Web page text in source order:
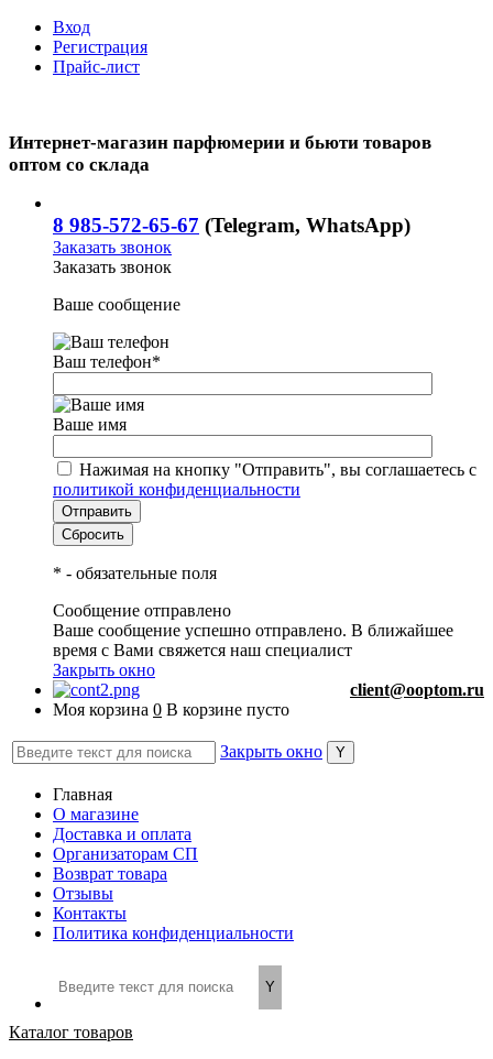
Вход
Регистрация
Прайс-лист
Интернет-магазин парфюмерии и бьюти товаров
оптом со склада
8 985-572-65-67 (Telegram, WhatsApp)
Заказать звонок
Заказать звонок
Ваше сообщение
Ваш телефон*
Ваше имя
Нажимая на кнопку "Отправить", вы соглашаетесь с
политикой конфиденциальности
* - обязательные поля
Сообщение отправлено
Ваше сообщение успешно отправлено. В ближайшее
время с Вами свяжется наш специалист
Закрыть окно
client@ooptom.ru
Моя корзина 0 В корзине пусто
Закрыть окно
Главная
О магазине
Доставка и оплата
Организаторам СП
Возврат товара
Отзывы
Контакты
Политика конфиденциальности
Каталог товаров